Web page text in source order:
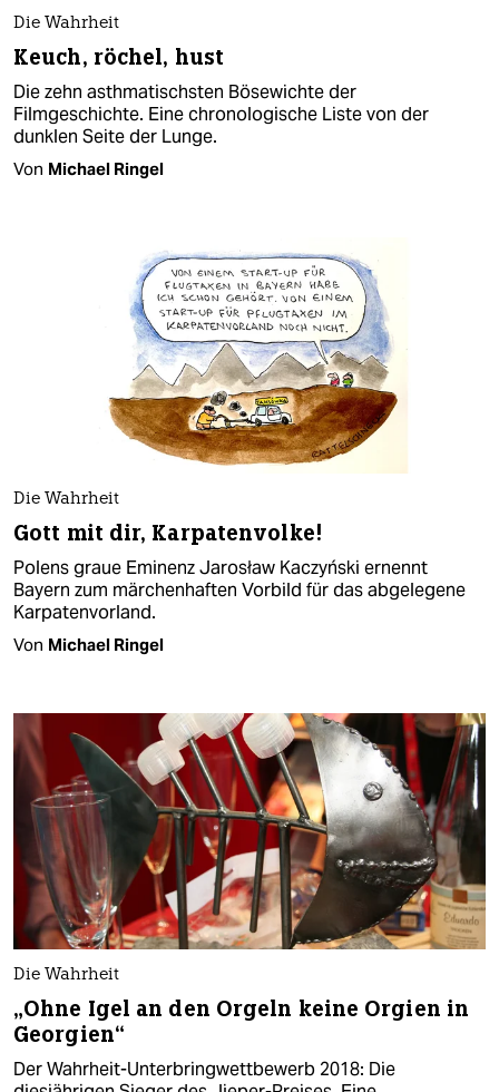
Die Wahrheit
Keuch, röchel, hust
Die zehn asthmatischsten Bösewichte der
Filmgeschichte. Eine chronologische Liste von der
dunklen Seite der Lunge.
Von Michael Ringel
Die Wahrheit
Gott mit dir, Karpatenvolke!
Polens graue Eminenz Jarosław Kaczyński ernennt
Bayern zum märchenhaften Vorbild für das abgelegene
Karpatenvorland.
Von Michael Ringel
Die Wahrheit
„Ohne Igel an den Orgeln keine Orgien in
Georgien“
Der Wahrheit-Unterbringwettbewerb 2018: Die